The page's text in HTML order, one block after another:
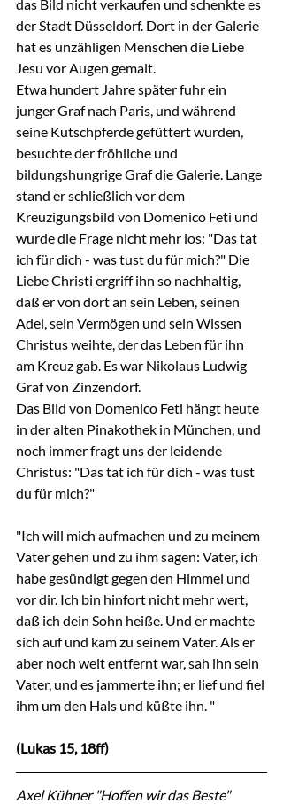
das Bild nicht verkaufen und schenkte es
der Stadt Düsseldorf. Dort in der Galerie
hat es unzähligen Menschen die Liebe
Jesu vor Augen gemalt.
Etwa hundert Jahre später fuhr ein
junger Graf nach Paris, und während
seine Kutschpferde gefüttert wurden,
besuchte der fröhliche und
bildungshungrige Graf die Galerie. Lange
stand er schließlich vor dem
Kreuzigungsbild von Domenico Feti und
wurde die Frage nicht mehr los: "Das tat
ich für dich - was tust du für mich?" Die
Liebe Christi ergriff ihn so nachhaltig,
daß er von dort an sein Leben, seinen
Adel, sein Vermögen und sein Wissen
Christus weihte, der das Leben für ihn
am Kreuz gab. Es war Nikolaus Ludwig
Graf von Zinzendorf.
Das Bild von Domenico Feti hängt heute
in der alten Pinakothek in München, und
noch immer fragt uns der leidende
Christus: "Das tat ich für dich - was tust
du für mich?"
"Ich will mich aufmachen und zu meinem
Vater gehen und zu ihm sagen: Vater, ich
habe gesündigt gegen den Himmel und
vor dir. Ich bin hinfort nicht mehr wert,
daß ich dein Sohn heiße. Und er machte
sich auf und kam zu seinem Vater. Als er
aber noch weit entfernt war, sah ihn sein
Vater, und es jammerte ihn; er lief und fiel
ihm um den Hals und küßte ihn. "
(Lukas 15, 18ff)
Axel Kühner "Hoffen wir das Beste"